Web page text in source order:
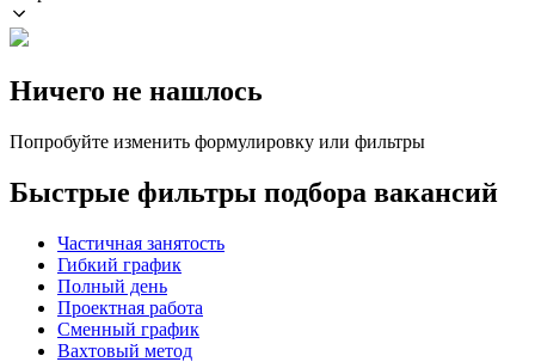
Ничего не нашлось
Попробуйте изменить формулировку или фильтры
Быстрые фильтры подбора вакансий
Частичная занятость
Гибкий график
Полный день
Проектная работа
Сменный график
Вахтовый метод